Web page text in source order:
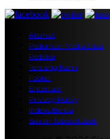
Alamat
Pedoman Media Siber
Redaksi
Tentang Kami
Footer
Entertain
Privacy Policy
Indeks Berita
Siaran Jabodetabek